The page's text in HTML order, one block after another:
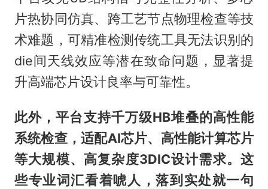
片热协同仿真、跨工艺节点物理检查等技
术难题，可精准检测传统工具无法识别的
die间天线效应等潜在致命问题，显著提
升高端芯片设计良率与可靠性。
此外，平台支持千万级HB堆叠的高性能
系统检查，适配AI芯片、高性能计算芯片
等大规模、高复杂度3DIC设计需求。这
些专业词汇看着唬人，落到实处就一句